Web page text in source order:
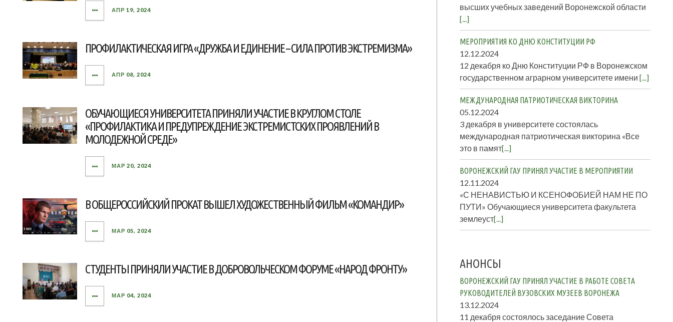
АПР 19, 2024
ПРОФИЛАКТИЧЕСКАЯ ИГРА «ДРУЖБА И ЕДИНЕНИЕ – СИЛА ПРОТИВ ЭКСТРЕМИЗМА»
АПР 08, 2024
ОБУЧАЮЩИЕСЯ УНИВЕРСИТЕТА ПРИНЯЛИ УЧАСТИЕ В КРУГЛОМ СТОЛЕ
«ПРОФИЛАКТИКА И ПРЕДУПРЕЖДЕНИЕ ЭКСТРЕМИСТСКИХ ПРОЯВЛЕНИЙ В
МОЛОДЕЖНОЙ СРЕДЕ»
МАР 20, 2024
В ОБЩЕРОССИЙСКИЙ ПРОКАТ ВЫШЕЛ ХУДОЖЕСТВЕННЫЙ ФИЛЬМ «КОМАНДИР»
МАР 05, 2024
СТУДЕНТЫ ПРИНЯЛИ УЧАСТИЕ В ДОБРОВОЛЬЧЕСКОМ ФОРУМЕ «НАРОД ФРОНТУ»
МАР 04, 2024
высших учебных заведений Воронежской области
[...]
МЕРОПРИЯТИЯ КО ДНЮ КОНСТИТУЦИИ РФ
12.12.2024
12 декабря ко Дню Конституции РФ в Воронежском
государственном аграрном университете имени [...]
МЕЖДУНАРОДНАЯ ПАТРИОТИЧЕСКАЯ ВИКТОРИНА
05.12.2024
3 декабря в университете состоялась
международная патриотическая викторина «Все
это в памят[...]
ВОРОНЕЖСКИЙ ГАУ ПРИНЯЛ УЧАСТИЕ В МЕРОПРИЯТИИ
12.11.2024
«С НЕНАВИСТЬЮ И КСЕНОФОБИЕЙ НАМ НЕ ПО
ПУТИ» Обучающиеся университета факультета
землеуст[...]
АНОНСЫ
ВОРОНЕЖСКИЙ ГАУ ПРИНЯЛ УЧАСТИЕ В РАБОТЕ СОВЕТА
РУКОВОДИТЕЛЕЙ ВУЗОВСКИХ МУЗЕЕВ ВОРОНЕЖА
13.12.2024
11 декабря состоялось заседание Совета